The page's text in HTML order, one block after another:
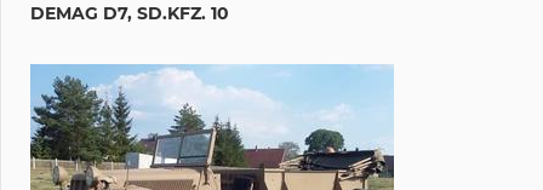
DEMAG D7, SD.KFZ. 10